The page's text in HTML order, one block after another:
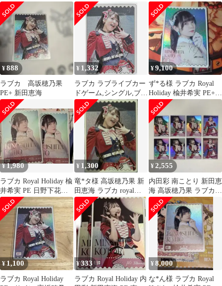
とり
しサイン入り PE＋
¥888
ラブカ 高坂穂乃果
PE+ 新田恵海
¥ 1,332
ラブカ ラブライブカー
ドゲーム,シングル,ブー
スターパック BP06 ブ
ースターパック
「Royal Holiday」 PL!-
bp6-E05-PE＋ 高坂穂乃
果 新田恵海 PE＋ ラブ
ライブ！初代
¥9,100
ず*る様 ラブカ Royal
Holiday 楡井希実 PE+
日野下花帆
¥1,980
ラブカ Royal Holiday 楡
井希実 PE 日野下花帆 2
枚セット
¥ 1,300
竜*タ様 高坂穂乃果 新
田恵海 ラブカ royal
holiday PE+
¥2,555
内田彩 南ことり 新田恵
海 高坂穂乃果 ラブカ
PE PE+ サインカード
¥1,100
ラブカ Royal Holiday
¥333
ラブカ Royal Holiday 内
¥8,000
な*ん様 ラブカ Royal